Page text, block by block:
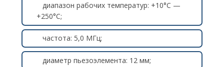
диапазон рабочих температур: +10°С —
+250°С;
частота: 5,0 МГц;
диаметр пьезоэлемента: 12 мм;